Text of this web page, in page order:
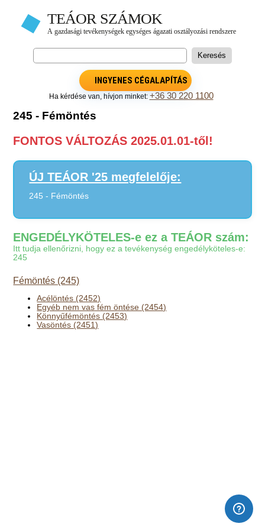
INGYENES CÉGALAPÍTÁS
Ha kérdése van, hívjon minket: +36 30 220 1100
245 - Fémöntés
FONTOS VÁLTOZÁS 2025.01.01-től!
ÚJ TEÁOR '25 megfelelője:
245 - Fémöntés
ENGEDÉLYKÖTELES-e ez a TEÁOR szám:
Itt tudja ellenőrizni, hogy ez a tevékenység engedélyköteles-e:
245
Fémöntés (245)
Acélöntés (2452)
Egyéb nem vas fém öntése (2454)
Könnyűfémöntés (2453)
Vasöntés (2451)